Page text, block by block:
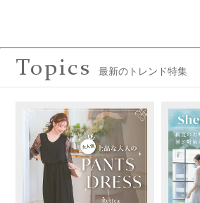
Topics 最新のトレンド特集